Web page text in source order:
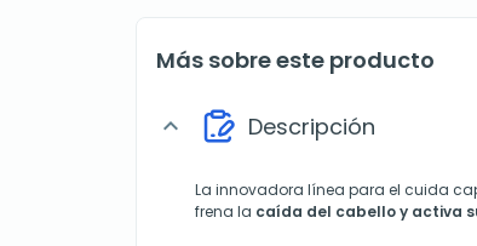
Más sobre este producto
expand_more Descripción
La innovadora línea para el cuida
frena la caída del cabello y activa